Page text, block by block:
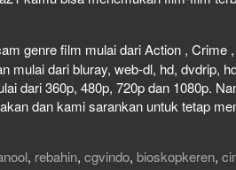
genre film mulai dari Action , Crime
mulai dari bluray, web-dl, hd, dvdrip,
dari 360p, 480p, 720p dan 1080p.
dan kami sarankan untuk tetap
, rebahin, cgvindo, bioskopkeren,